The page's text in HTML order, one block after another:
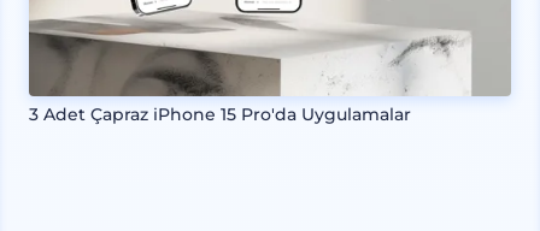
3 Adet Çapraz iPhone 15 Pro'da Uygulamalar